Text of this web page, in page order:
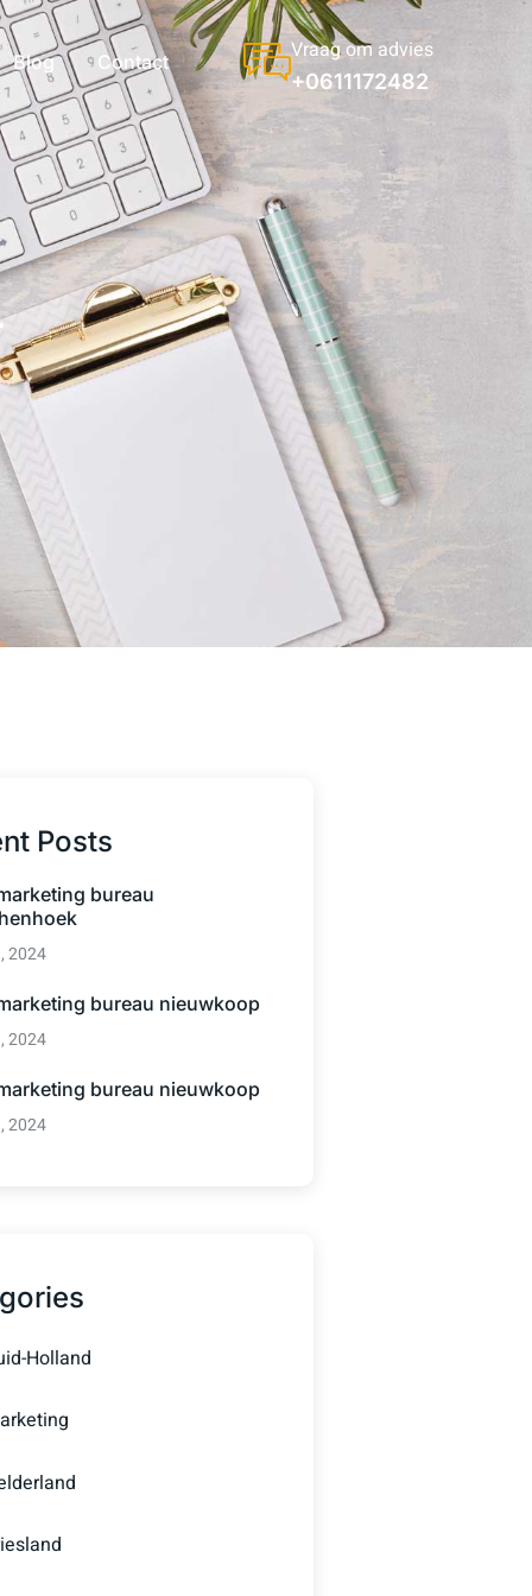
Blog Contact Vraag om advies
+0611172482
Posts
bureau
2024
bureau nieuwkoop
2024
bureau nieuwkoop
2024
Holland